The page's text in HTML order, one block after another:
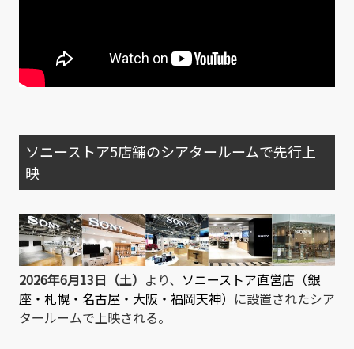
ソニーストア5店舗のシアタールームで先行上
映
2026年6月13日（土） より、 ソニーストア直営店（銀
座・札幌・名古屋・大阪・福岡天神） に設置されたシア
タールームで上映される。